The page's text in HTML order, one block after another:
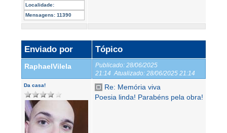
Localidade:
Mensagens: 11390
Enviado por Tópico
RaphaelVilela Publicado: 28/06/2025
21:14 Atualizado: 28/06/2025 21:14
Da casa!
Re: Memória viva
Poesia linda! Parabéns pela obra!